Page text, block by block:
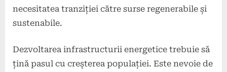
necesitatea tranziției către surse regenerabile și
sustenabile.
Dezvoltarea infrastructurii energetice trebuie să
țină pasul cu creșterea populației. Este nevoie de